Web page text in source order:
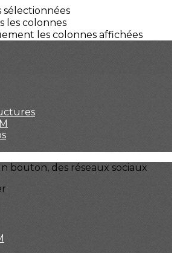
sélectionnées
les colonnes
les colonnes affichées
bouton, des réseaux sociaux